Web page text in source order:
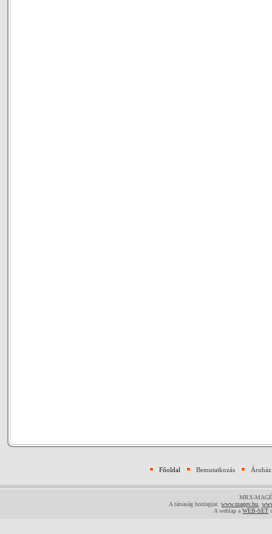
Főoldal Bemutatkozás Áruház
MRX-
A társaság honlapjai:www.magev.hu ,
A weblap aWEB-SET